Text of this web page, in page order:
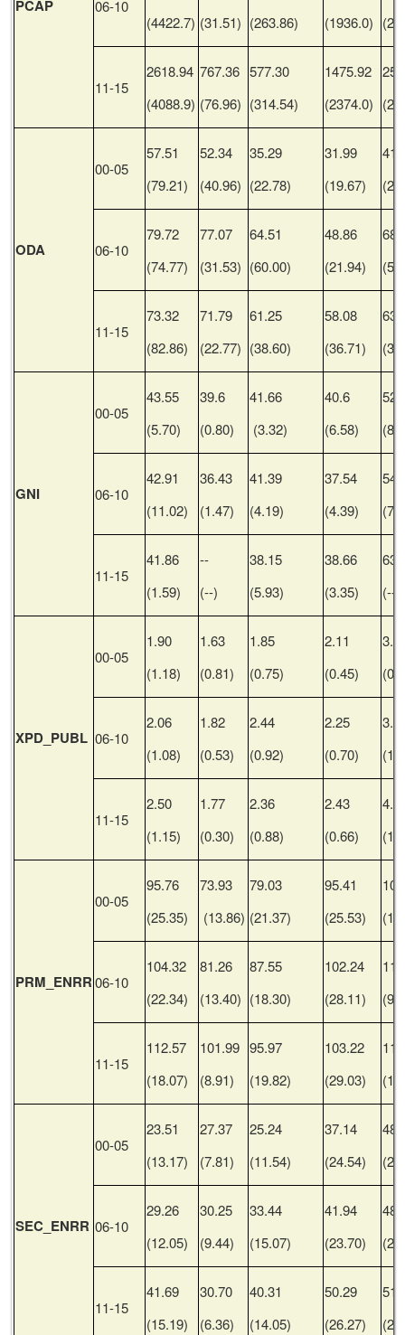
PCAP
06-10
(4422.7) (31.51) (263.86) (1936.0)
11-15
2618.94
(4088.9)
767.36
(76.96)
577.30
(314.54)
1475.92
(2374.0)
ODA
00-05
57.51
(79.21)
52.34
(40.96)
35.29
(22.78)
31.99
(19.67)
06-10
79.72
(74.77)
77.07
(31.53)
64.51
(60.00)
48.86
(21.94)
11-15
73.32
(82.86)
71.79
(22.77)
61.25
(38.60)
58.08
(36.71)
GNI
00-05
43.55
(5.70)
39.6
(0.80)
41.66
(3.32)
40.6
(6.58)
06-10
42.91
(11.02)
36.43
(1.47)
41.39
(4.19)
37.54
(4.39)
11-15
41.86
(1.59)
--
(--)
38.15
(5.93)
38.66
(3.35)
(--)
XPD_PUBL
00-05
1.90
(1.18)
1.63
(0.81)
1.85
(0.75)
2.11
(0.45)
06-10
2.06
(1.08)
1.82
(0.53)
2.44
(0.92)
2.25
(0.70)
11-15
2.50
(1.15)
1.77
(0.30)
2.36
(0.88)
2.43
(0.66)
PRM_ENRR
00-05
95.76
(25.35)
73.93
(13.86)
79.03
(21.37)
95.41
(25.53)
06-10
104.32
(22.34)
81.26
(13.40)
87.55
(18.30)
102.24
(28.11)
11-15
112.57
(18.07)
101.99
(8.91)
95.97
(19.82)
103.22
(29.03)
SEC_ENRR
00-05
23.51
(13.17)
27.37
(7.81)
25.24
(11.54)
37.14
(24.54)
06-10
29.26
(12.05)
30.25
(9.44)
33.44
(15.07)
41.94
(23.70)
11-15
41.69
(15.19)
30.70
(6.36)
40.31
(14.05)
50.29
(26.27)